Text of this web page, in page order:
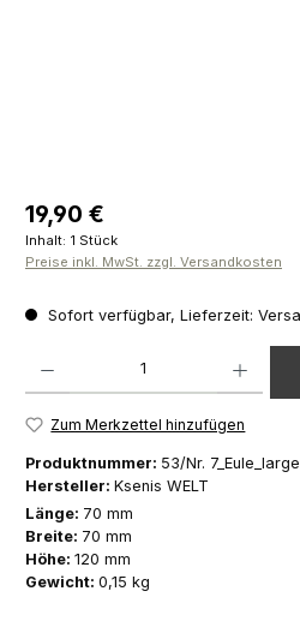
Regulärer Preis:
19,90 €
Inhalt: 1 Stück
Preise inkl. MwSt. zzgl. Versandkosten
Sofort verfügbar, Lieferzeit:
Zum Merkzettel hinzufügen
Produktnummer: 53/Nr. 7_Eule_large
Hersteller: Ksenis WELT
Länge: 70 mm
Breite: 70 mm
Höhe: 120 mm
Gewicht: 0,15 kg